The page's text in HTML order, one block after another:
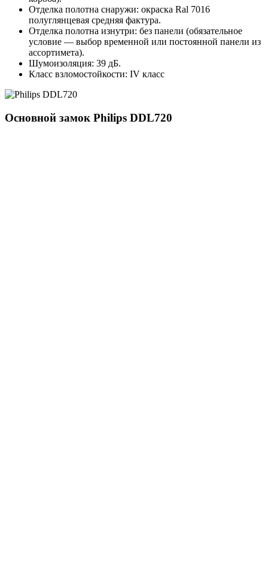
Отделка полотна снаружи: окраска Ral 7016
полуглянцевая средняя фактура.
Отделка полотна изнутри: без панели (обязательное
условие — выбор временной или постоянной панели из
ассортимета).
Шумоизоляция: 39 дБ.
Класс взломостойкости: IV класс
Основной замок Philips DDL720